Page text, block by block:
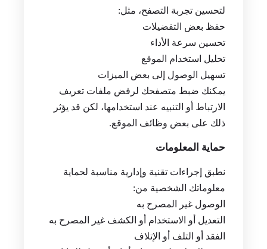
لتحسين تجربة التصفح، مثل:
حفظ بعض التفضيلات
تحسين سرعة الأداء
تحليل استخدام الموقع
تسهيل الوصول إلى بعض الميزات
يمكنك ضبط متصفحك لرفض ملفات تعريف
الارتباط أو التنبيه عند استخدامها، لكن قد يؤثر
ذلك على بعض وظائف الموقع.
حماية المعلومات
نطبق إجراءات تقنية وإدارية مناسبة لحماية
معلوماتك الشخصية من:
الوصول غير المصرح به
التعديل أو الاستخدام أو الكشف غير المصرح به
الفقد أو التلف أو الإتلاف